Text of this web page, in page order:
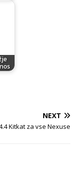
NEXT
Kitkat za vse Nexuse